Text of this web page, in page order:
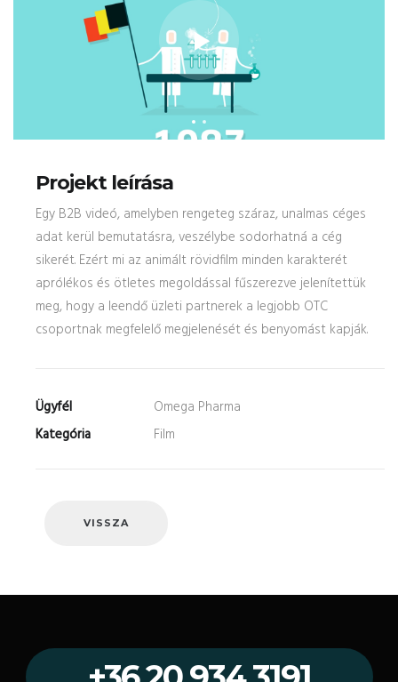
Projekt leírása
Egy B2B videó, amelyben rengeteg száraz, unalmas céges
adat kerül bemutatásra, veszélybe sodorhatná a cég
sikerét. Ezért mi az animált rövidfilm minden karakterét
aprólékos és ötletes megoldással fűszerezve jelenítettük
meg, hogy a leendő üzleti partnerek a legjobb OTC
csoportnak megfelelő megjelenését és benyomást kapják.
Ügyfél
Omega Pharma
Kategória
Film
VISSZA